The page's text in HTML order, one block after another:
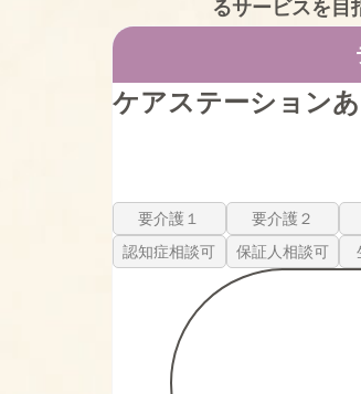
るサービスを目
ケアステーションあ
要介護１ 要介護２
認知症相談可
保証人相談可